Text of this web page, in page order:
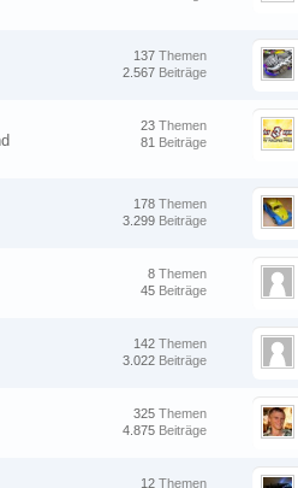
Themen
137
Beiträge
2.567
Themen
23
Beiträge
81
Themen
178
Beiträge
3.299
Themen
8
Beiträge
45
Themen
142
Beiträge
3.022
Themen
325
Beiträge
4.875
Themen
12